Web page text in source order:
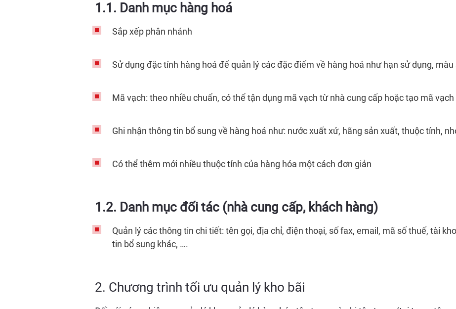
1.1. Danh mục hàng hoá
Sắp xếp phân nhánh
Sử dụng đặc tính hàng hoá để quản lý các đặc điểm về hàng hoá như hạn sử dụng,
Mã vạch: theo nhiều chuẩn, có thể tận dụng mã vạch từ nhà cung cấp hoặc tạo mã vạch
Ghi nhận thông tin bổ sung về hàng hoá như: nước xuất xứ, hãng sản xuất, thuộc tính,
Có thể thêm mới nhiều thuộc tính của hàng hóa một cách đơn giản
1.2. Danh mục đối tác (nhà cung cấp, khách hàng)
Quản lý các thông tin chi tiết: tên gọi, địa chỉ, điện thoại, số fax, email, mã số thuế, tài
tin bổ sung khác, ….
2. Chương trình tối ưu quản lý kho bãi